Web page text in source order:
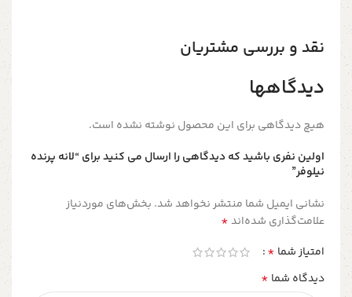
نقد و بررسی مشتریان
دیدگاهها
هیچ دیدگاهی برای این محصول نوشته نشده است.
اولین نفری باشید که دیدگاهی را ارسال می کنید برای “لانه پرنده
نیلوفر”
نشانی ایمیل شما منتشر نخواهد شد. بخش‌های موردنیاز
علامت‌گذاری شده‌اند*
امتیاز شما *
دیدگاه شما *